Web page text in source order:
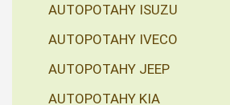
AUTOPOTAHY ISUZU
AUTOPOTAHY IVECO
AUTOPOTAHY JEEP
AUTOPOTAHY KIA